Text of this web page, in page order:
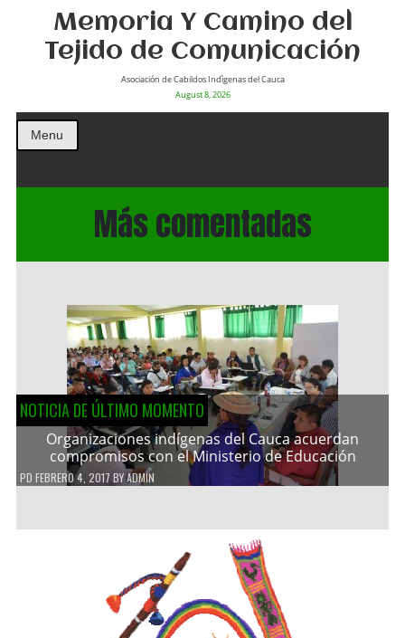
Memoria Y Camino del
Tejido de Comunicación
Asociación de Cabildos Indìgenas del Cauca
August 8, 2026
Menu
Más comentadas
NOTICIA DE ÚLTIMO MOMENTO
Organizaciones indígenas del Cauca acuerdan
compromisos con el Ministerio de Educación
PD FEBRERO 4, 2017 BYADMIN